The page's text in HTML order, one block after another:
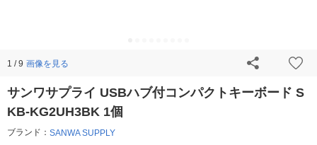
1 / 9 画像を見る
サンワサプライ USBハブ付コンパクトキーボード S
KB-KG2UH3BK 1個
ブランド： SANWA SUPPLY